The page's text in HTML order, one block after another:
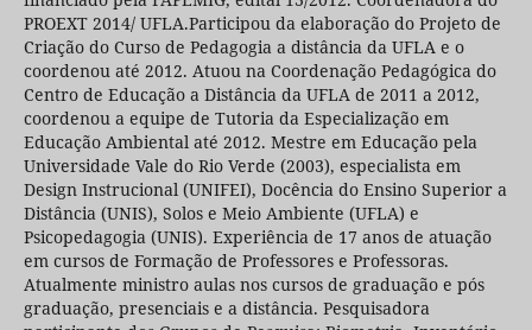
PROEXT 2014/ UFLA.Participou da elaboração do Projeto de
Criação do Curso de Pedagogia a distância da UFLA e o
coordenou até 2012. Atuou na Coordenação Pedagógica do
Centro de Educação a Distância da UFLA de 2011 a 2012,
coordenou a equipe de Tutoria da Especialização em
Educação Ambiental até 2012. Mestre em Educação pela
Universidade Vale do Rio Verde (2003), especialista em
Design Instrucional (UNIFEI), Docência do Ensino Superior a
Distância (UNIS), Solos e Meio Ambiente (UFLA) e
Psicopedagogia (UNIS). Experiência de 17 anos de atuação
em cursos de Formação de Professores e Professoras.
Atualmente ministro aulas nos cursos de graduação e pós
graduação, presenciais e a distância. Pesquisadora